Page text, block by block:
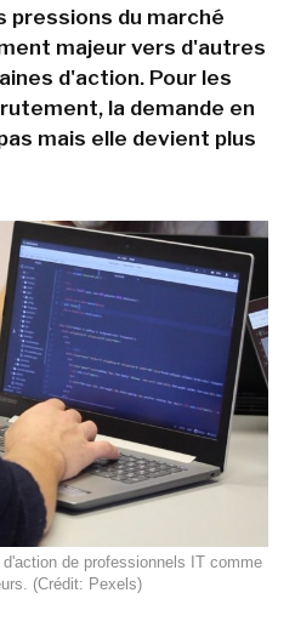
pressions du marché
majeur vers d'autres
d'action. Pour les
la demande en
mais elle devient plus
de professionnels IT comme
(Crédit: Pexels)